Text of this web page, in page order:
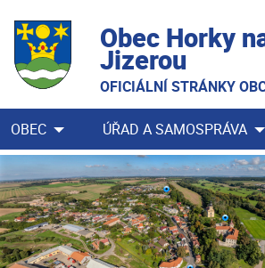
Obec Horky
Jizerou
OFICIÁLNÍ STRÁNKY
OBEC ÚŘAD A SAMOSPRÁVA